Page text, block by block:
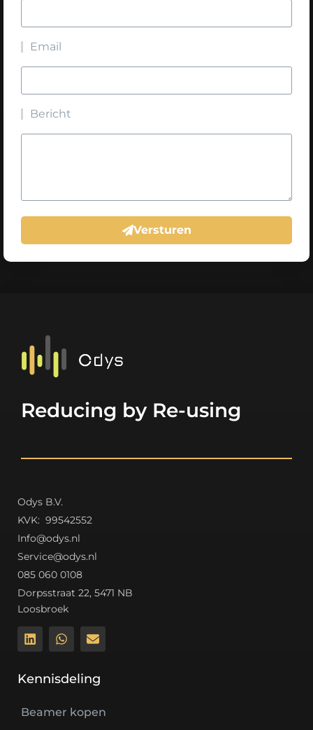
Email
Bericht
Versturen
Reducing by Re-using
Odys B.V.
KVK: 99542552
Info@odys.nl
Service@odys.nl
085 060 0108
Dorpsstraat 22, 5471 NB
Loosbroek
Kennisdeling
Beamer kopen